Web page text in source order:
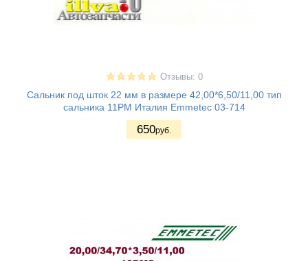
Отзывы: 0
Сальник под шток 22 мм в размере 42,00*6,50/11,00 тип
сальника 11PM Италия Emmetec 03-714
650руб.